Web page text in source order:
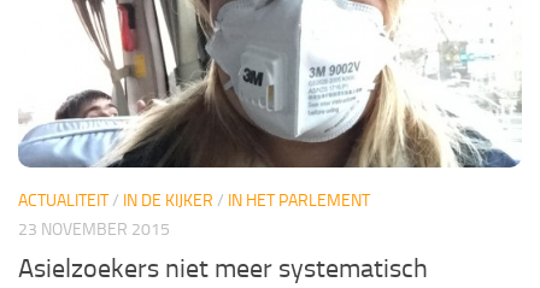
ACTUALITEIT/ IN DE KIJKER / IN HET PARLEMENT
23 NOVEMBER 2015
Asielzoekers niet meer systematisch